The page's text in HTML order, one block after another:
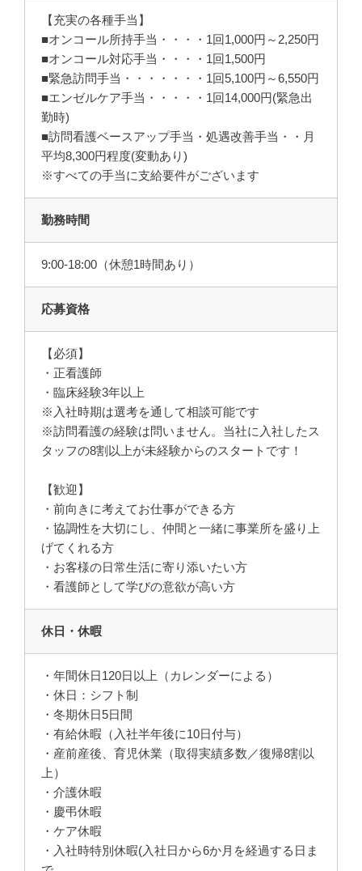
【充実の各種手当】
■オンコール所持手当・・・・1回1,000円～2,250円
■オンコール対応手当・・・・1回1,500円
■緊急訪問手当・・・・・・・1回5,100円～6,550円
■エンゼルケア手当・・・・・1回14,000円(緊急出
勤時)
■訪問看護ベースアップ手当・処遇改善手当・・月
平均8,300円程度(変動あり)
※すべての手当に支給要件がございます
勤務時間
9:00-18:00（休憩1時間あり）
応募資格
【必須】
・正看護師
・臨床経験3年以上
※入社時期は選考を通して相談可能です
※訪問看護の経験は問いません。当社に入社したス
タッフの8割以上が未経験からのスタートです！
【歓迎】
・前向きに考えてお仕事ができる方
・協調性を大切にし、仲間と一緒に事業所を盛り上
げてくれる方
・お客様の日常生活に寄り添いたい方
・看護師として学びの意欲が高い方
休日・休暇
・年間休日120日以上（カレンダーによる）
・休日：シフト制
・冬期休日5日間
・有給休暇（入社半年後に10日付与）
・産前産後、育児休業（取得実績多数／復帰8割以
上）
・介護休暇
・慶弔休暇
・ケア休暇
・入社時特別休暇(入社日から6か月を経過する日ま